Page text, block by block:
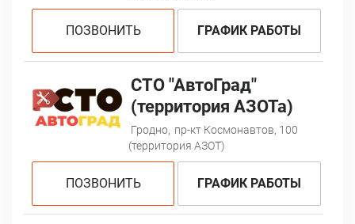
ПОЗВОНИТЬ ГРАФИК РАБОТЫ
СТО "АвтоГрад"
(территория АЗОТа)
Гродно, пр-кт Космонавтов, 100
(территория АЗОТ)
ПОЗВОНИТЬ ГРАФИК РАБОТЫ